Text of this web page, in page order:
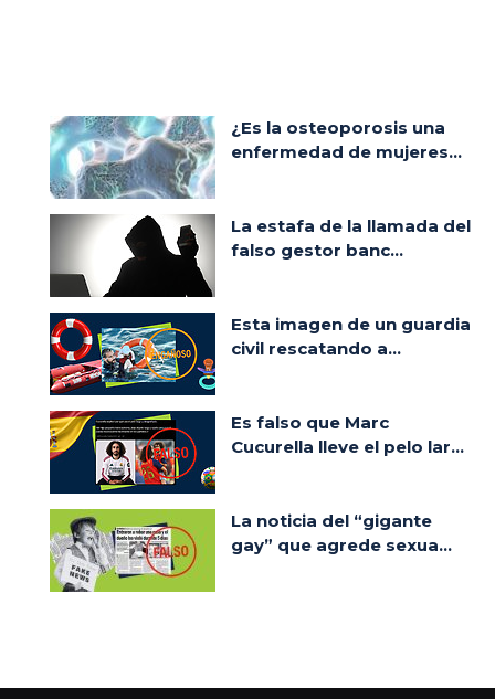
¿Es la osteoporosis una
enfermedad de mujeres...
La estafa de la llamada del
falso gestor banc...
Esta imagen de un guardia
civil rescatando a...
Es falso que Marc
Cucurella lleve el pelo lar...
La noticia del “gigante
gay” que agrede sexua...